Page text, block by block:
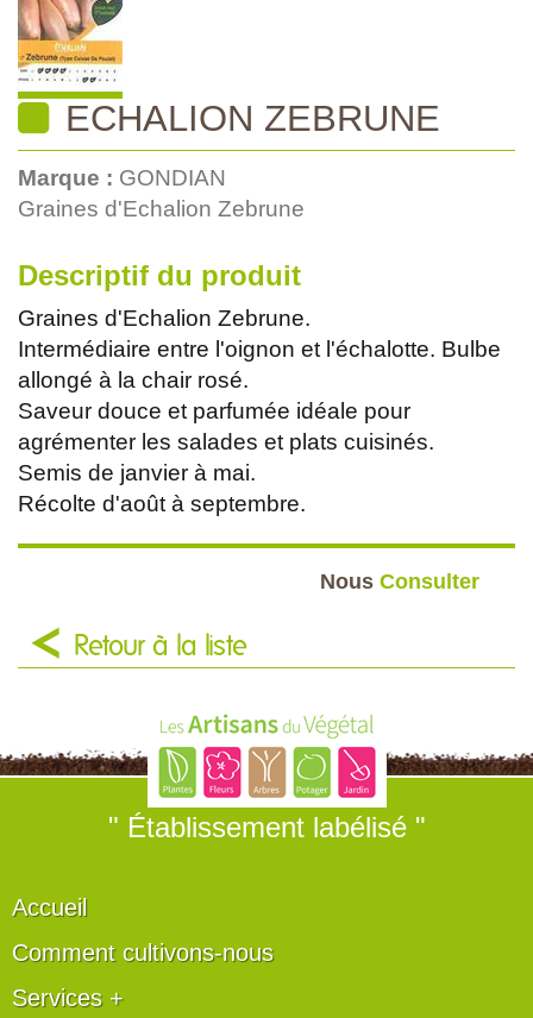
ECHALION ZEBRUNE
Marque : GONDIAN
Graines d'Echalion Zebrune
Descriptif du produit
Graines d'Echalion Zebrune.
Intermédiaire entre l'oignon et l'échalotte. Bulbe
allongé à la chair rosé.
Saveur douce et parfumée idéale pour
agrémenter les salades et plats cuisinés.
Semis de janvier à mai.
Récolte d'août à septembre.
Nous Consulter
Retour à la liste
" Établissement labélisé "
Accueil
Comment cultivons-nous
Services +